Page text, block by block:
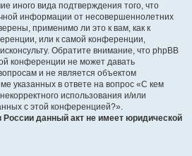
иного вида подтверждения того, что
информации от несовершеннолетних
применимо ли это к вам, как к
или к самой конференции,
Обратите внимание, что phpBB
конференции не может давать
и не является объектом
указанных в ответе на вопрос «С кем
использования и/или
с этой конференцией?».
России данный акт не имеет юридической